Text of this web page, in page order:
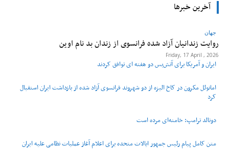
آخرین خبرها
جهان
روایت زندانیان آزاد شده فرانسوی از زندان ‌بد نام اوین
Friday, 17 April , 2026
ایران و آمریکا برای آتش‌بس دو هفته‌ ای توافق کردند
امانوئل مکرون در کاخ الیزه از دو شهروند فرانسوی آزاد شده از بازداشت ایران استقبال
کرد
دونالد ترامپ: خامنه‌ای مرده است
متن کامل پیام رئیس جمهور ایالات متحده برای اعلام آغاز عملیات نظامی علیه ایران